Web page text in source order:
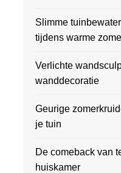
Slimme
tijdens warme
Verlichte
wanddecoratie
Geurige
je tuin
De comeback van
huiskamer